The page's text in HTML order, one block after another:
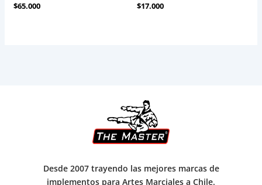
$65.000 $17.000
Desde 2007 trayendo las mejores marcas de
implementos para Artes Marciales a Chile.